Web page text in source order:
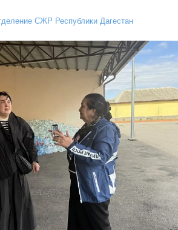
СЖР Республики Дагестан